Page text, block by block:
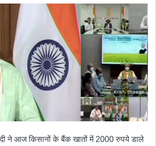
ने आज किसानों के बैंक खातों में 2000 रुपये डाले